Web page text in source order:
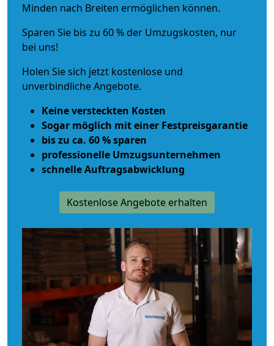
Minden nach Breiten ermöglichen können.
Sparen Sie bis zu 60 % der Umzugskosten, nur
bei uns!
Holen Sie sich jetzt kostenlose und
unverbindliche Angebote.
Keine versteckten Kosten
Sogar möglich mit einer Festpreisgarantie
bis zu ca. 60 % sparen
professionelle Umzugsunternehmen
schnelle Auftragsabwicklung
Kostenlose Angebote erhalten